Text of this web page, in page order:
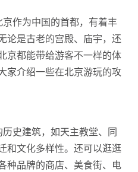
作为中国的首都，有着丰
论是古老的宫殿、庙宇，还
京都能带给游客不一样的体
家介绍一些在北京游玩的攻
史建筑，如天主教堂、同
和文化多样性。还可以逛逛
种品牌的商店、美食街、电